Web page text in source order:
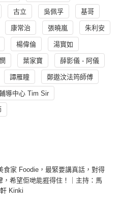
古立 吳佩孚 基哥
康常治 張曉嵐 朱利安
楊偉倫 湯寳如
葉家寶 薛影儀 - 阿儀
譚雁瞳 鄭遨汶法筠師傅
導中心 Tim Sir
食家 Foodie，最緊要講真話，對得
希望佢哋能捱得住！｜主持：馬
Kinki